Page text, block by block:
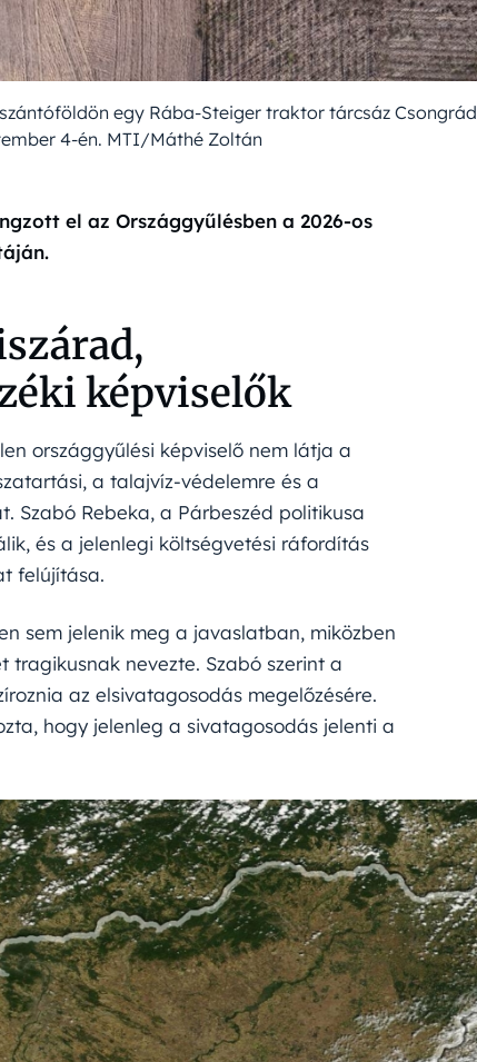
egy Rába-Steiger traktor tárcsáz Csongrád
4-én. MTI/Máthé Zoltán
el az Országgyűlésben a 2026-os
képviselők
országgyűlési képviselő nem látja a
a talajvíz-védelemre és a
Szabó Rebeka, a Párbeszéd politikusa
és a jelenlegi költségvetési ráfordítás
felújítása.
sem jelenik meg a javaslatban, miközben
tragikusnak nevezte. Szabó szerint a
az elsivatagosodás megelőzésére.
hogy jelenleg a sivatagosodás jelenti a